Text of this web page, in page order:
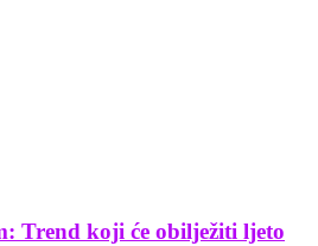
Trend koji će obilježiti ljeto